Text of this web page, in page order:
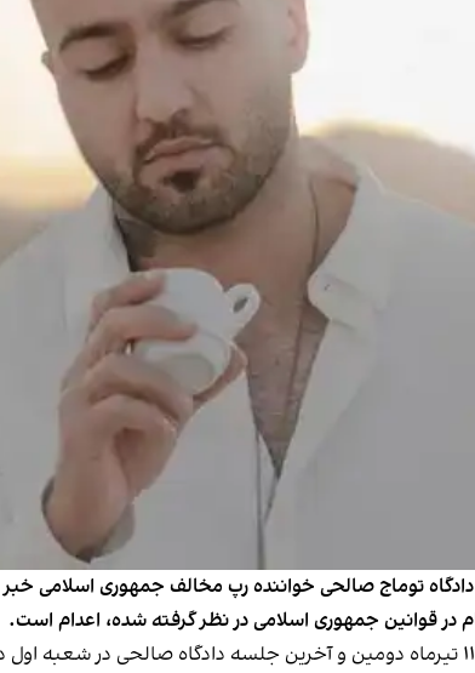
توماج صالحی خواننده رپ مخالف جمهوری اسلامی
قوانین جمهوری اسلامی در نظر گرفته شده، اعدام است.